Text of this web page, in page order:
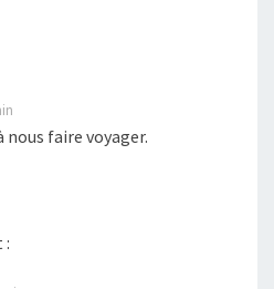
faire voyager.
: